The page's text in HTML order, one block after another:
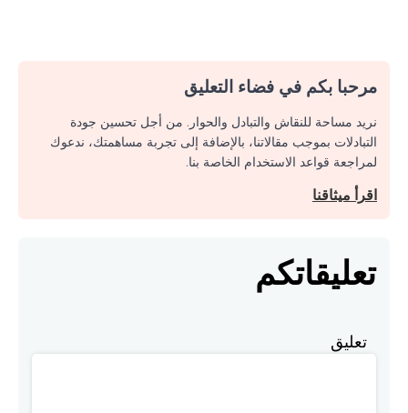
مرحبا بكم في فضاء التعليق
نريد مساحة للنقاش والتبادل والحوار. من أجل تحسين جودة
التبادلات بموجب مقالاتنا، بالإضافة إلى تجربة مساهمتك، ندعوك
لمراجعة قواعد الاستخدام الخاصة بنا.
اقرأ ميثاقنا
تعليقاتكم
تعليق